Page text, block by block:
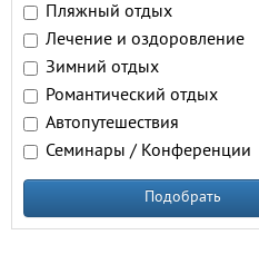
Пляжный отдых
Лечение и оздоровление
Зимний отдых
Романтический отдых
Автопутешествия
Семинары / Конференции
Подобрать